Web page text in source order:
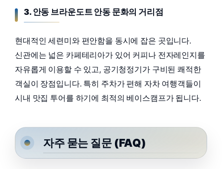
3. 안동 브라운도트 안동 문화의 거리점
현대적인 세련미와 편안함을 동시에 잡은 곳입니다.
신관에는 넓은 카페테리아가 있어 커피나 전자레인지를
자유롭게 이용할 수 있고, 공기청정기가 구비된 쾌적한
객실이 장점입니다. 특히 주차가 편해 자차 여행객들이
시내 맛집 투어를 하기에 최적의 베이스캠프가 됩니다.
자주 묻는 질문 (FAQ)